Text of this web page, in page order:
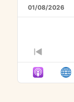
01/08/2026